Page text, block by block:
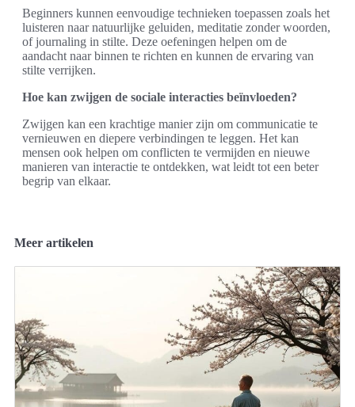
Beginners kunnen eenvoudige technieken toepassen zoals het
luisteren naar natuurlijke geluiden, meditatie zonder woorden,
of journaling in stilte. Deze oefeningen helpen om de
aandacht naar binnen te richten en kunnen de ervaring van
stilte verrijken.
Hoe kan zwijgen de sociale interacties beïnvloeden?
Zwijgen kan een krachtige manier zijn om communicatie te
vernieuwen en diepere verbindingen te leggen. Het kan
mensen ook helpen om conflicten te vermijden en nieuwe
manieren van interactie te ontdekken, wat leidt tot een beter
begrip van elkaar.
Meer artikelen